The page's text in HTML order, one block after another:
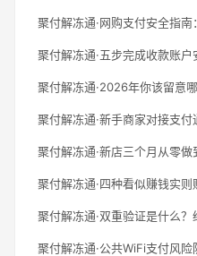
聚付解冻通·网购支付安全指
聚付解冻通·五步完成收款账户
聚付解冻通·2026年你该留意
聚付解冻通·新手商家对接支
聚付解冻通·新店三个月从零
聚付解冻通·四种看似赚钱实则
聚付解冻通·双重验证是什么
聚付解冻通·公共WiFi支付风